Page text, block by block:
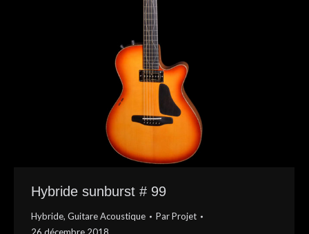
Hybride sunburst # 99
Hybride, Guitare Acoustique ParProjet